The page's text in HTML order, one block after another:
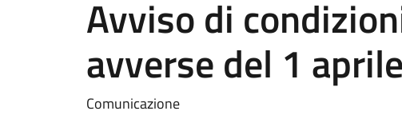
Avviso di
avverse del 1
Comunicazione